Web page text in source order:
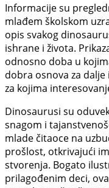
Informacije su
mlađem školskom
opis svakog
ishrane i života.
odnosno doba u
dobra osnova za
za kojima
Dinosaurusi su
snagom i
mlade čitaoce na
prošlost, otkrivajući
stvorenja. Bogato
prilagođenim deci,